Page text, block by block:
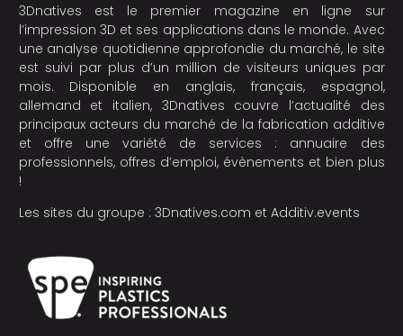
3Dnatives est le premier magazine en ligne sur
l’impression 3D et ses applications dans le monde. Avec
une analyse quotidienne approfondie du marché, le site
est suivi par plus d’un million de visiteurs uniques par
mois. Disponible en anglais, français, espagnol,
allemand et italien, 3Dnatives couvre l’actualité des
principaux acteurs du marché de la fabrication additive
et offre une variété de services : annuaire des
professionnels, offres d’emploi, évènements et bien plus
!
Les sites du groupe : 3Dnatives.com et Additiv.events